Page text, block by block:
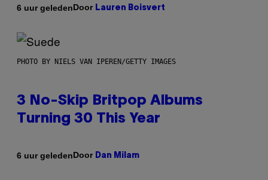
6 uur geledenDoor Lauren Boisvert
PHOTO BY NIELS VAN IPEREN/GETTY IMAGES
3 No-Skip Britpop Albums
Turning 30 This Year
6 uur geledenDoor Dan Milam